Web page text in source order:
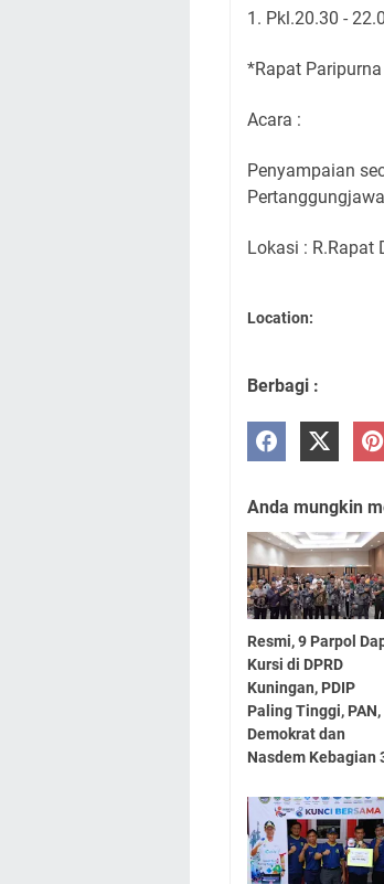
1. Pkl.20.30 -
*Rapat
Acara :
Penyampaian
Lokasi : R.Rapat
Location:
Berbagi :
Anda mungkin
Resmi, 9 Parpol
Kursi di DPRD
Kuningan, PDIP
Paling Tinggi, PAN,
Demokrat dan
Nasdem Kebagian